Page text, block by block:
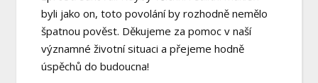
byli jako on, toto povolání by rozhodně nemělo
špatnou pověst. Děkujeme za pomoc v naší
významné životní situaci a přejeme hodně
úspěchů do budoucna!